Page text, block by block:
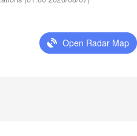
Open Radar Map